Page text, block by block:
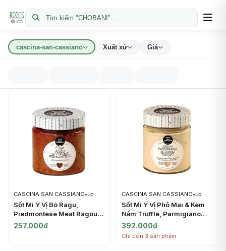
Tìm kiếm "CHOBANI"...
cascina-san-cassiano Xuất xứ Giá
CASCINA SAN CASSIANO•Lọ
Sốt Mì Ý Vị Bò Ragu,
Piedmontese Meat Ragout
(190g) - CASCINA SAN
257.000đ
CASCINA SAN CASSIANO•Lọ
Sốt Mì Ý Vị Phô Mai & Kem
Nấm Truffle, Parmigiano
Reggiano & Truffle Cream
(150g) - CASCINA SAN
392.000đ
Chỉ còn 3 sản phẩm